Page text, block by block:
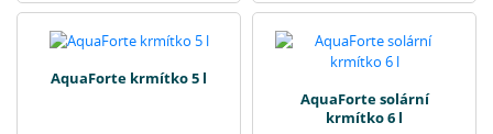
AquaForte krmítko 5 l
AquaForte solární
krmítko 6 l